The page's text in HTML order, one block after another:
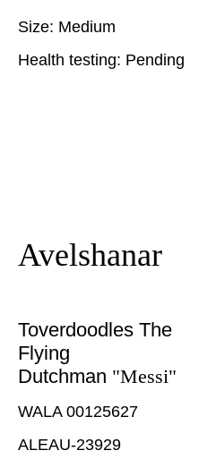
Size: Medium
Health testing: Pending
Avelshanar
Toverdoodles The
Flying
Dutchman "Messi"
WALA 00125627
ALEAU-23929